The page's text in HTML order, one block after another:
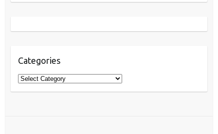
Categories
Categories